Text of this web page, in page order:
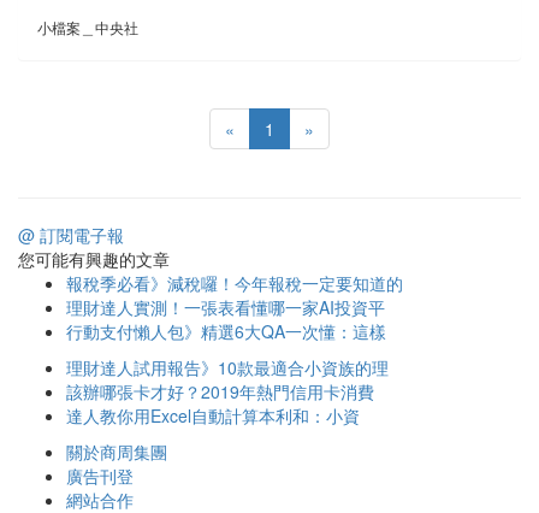
小檔案＿中央社
« 1 »
@ 訂閱電子報
您可能有興趣的文章
報稅季必看》減稅囉！今年報稅一定要知道的
理財達人實測！一張表看懂哪一家AI投資平
行動支付懶人包》精選6大QA一次懂：這樣
理財達人試用報告》10款最適合小資族的理
該辦哪張卡才好？2019年熱門信用卡消費
達人教你用Excel自動計算本利和：小資
關於商周集團
廣告刊登
網站合作